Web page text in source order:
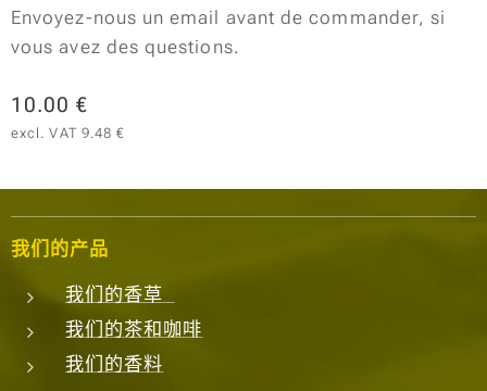
Envoyez-nous un email avant de commander, si
vous avez des questions.
10.00 €
excl. VAT 9.48 €
我们的产品
我们的香草
我们的茶和咖啡
我们的香料